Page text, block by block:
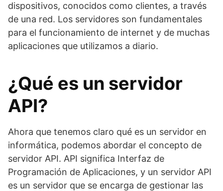
dispositivos, conocidos como clientes, a través
de una red. Los servidores son fundamentales
para el funcionamiento de internet y de muchas
aplicaciones que utilizamos a diario.
¿Qué es un servidor
API?
Ahora que tenemos claro qué es un servidor en
informática, podemos abordar el concepto de
servidor API. API significa Interfaz de
Programación de Aplicaciones, y un servidor API
es un servidor que se encarga de gestionar las